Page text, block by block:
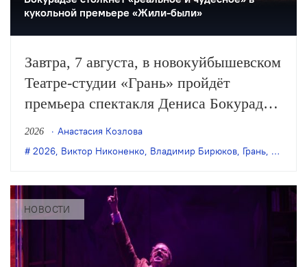
кукольной премьере «Жили-были»
Завтра, 7 августа, в новокуйбышевском
Театре-студии «Грань» пройдёт
премьера спектакля Дениса Бокурадзе
«Жили-были» по пьесе Владимира
Бирюкова.
2026
Анастасия Козлова
2026 Виктор Никоненко Владимир Бирюков Грань Денис
НОВОСТИ